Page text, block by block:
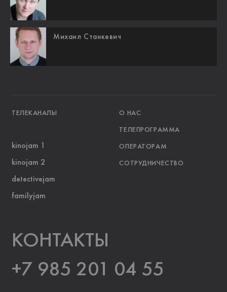
Михаил Станкевич
ТЕЛЕКАНАЛЫ О НАС
ТЕЛЕПРОГРАММА
ОПЕРАТОРАМ
СОТРУДНИЧЕСТВО
kinojam 1
kinojam 2
detectivejam
familyjam
KOНТАКТЫ
+7 985 201 04 55